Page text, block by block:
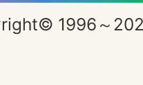
1996～